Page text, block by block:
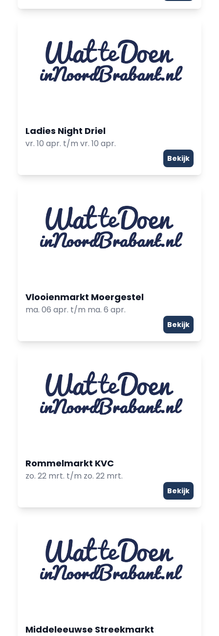
Ladies Night Driel
vr. 10 apr. t/m vr. 10 apr.
Bekijk
Vlooienmarkt Moergestel
ma. 06 apr. t/m ma. 6 apr.
Bekijk
Rommelmarkt KVC
zo. 22 mrt. t/m zo. 22 mrt.
Bekijk
Middeleeuwse Streekmarkt